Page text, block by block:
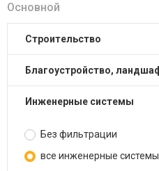
Основной
строительство
благоустройство,
инженерные системы
Без фильтрации
все инженерные системы